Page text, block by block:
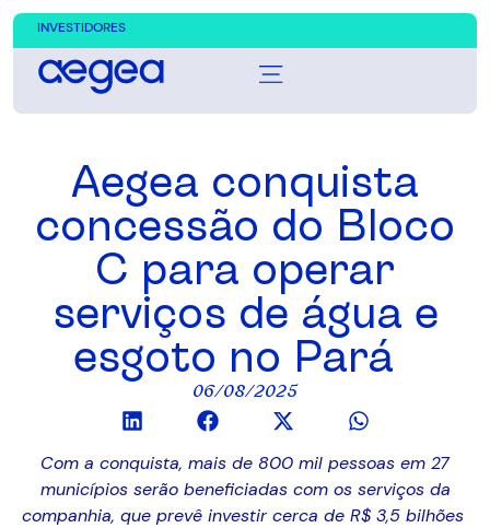
INVESTIDORES
Aegea conquista
concessão do Bloco
C para operar
serviços de água e
esgoto no Pará
06/08/2025
Com a conquista, mais de 800 mil pessoas em 27
municípios serão beneficiadas com os serviços da
companhia, que prevê investir cerca de R$ 3,5 bilhões